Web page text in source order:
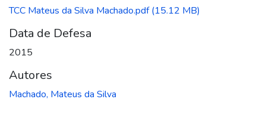
TCC Mateus da Silva Machado.pdf(15.12 MB)
Data de Defesa
2015
Autores
Machado, Mateus da Silva